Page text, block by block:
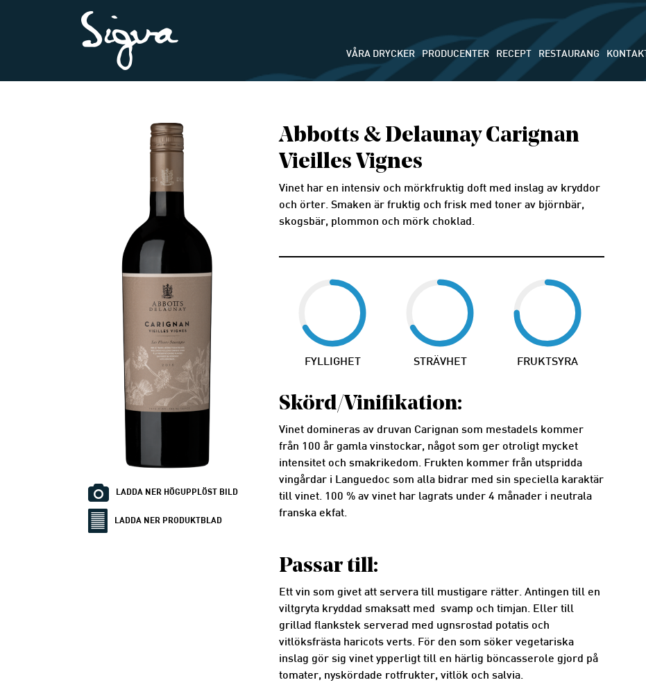
VÅRA DRYCKER PRODUCENTER RECEPT RESTAURANG KONTAKT
Abbotts & Delaunay Carignan
Vieilles Vignes
Vinet har en intensiv och mörkfruktig doft med inslag av kryddor
och örter. Smaken är fruktig och frisk med toner av björnbär,
skogsbär, plommon och mörk choklad.
FYLLIGHET STRÄVHET FRUKTSYRA
Skörd/Vinifikation:
Vinet domineras av druvan Carignan som mestadels kommer
från 100 år gamla vinstockar, något som ger otroligt mycket
intensitet och smakrikedom. Frukten kommer från utspridda
vingårdar i Languedoc som alla bidrar med sin speciella karaktär
till vinet. 100 % av vinet har lagrats under 4 månader i neutrala
franska ekfat.
Passar till:
Ett vin som givet att servera till mustigare rätter. Antingen till en
viltgryta kryddad smaksatt med svamp och timjan. Eller till
grillad flankstek serverad med ugnsrostad potatis och
vitlöksfrästa haricots verts. För den som söker vegetariska
inslag gör sig vinet ypperligt till en härlig böncasserole gjord på
tomater, nyskördade rotfrukter, vitlök och salvia.
LADDA NER HÖGUPPLÖST BILD
LADDA NER PRODUKTBLAD